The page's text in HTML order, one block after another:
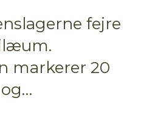
fejre
markerer 20